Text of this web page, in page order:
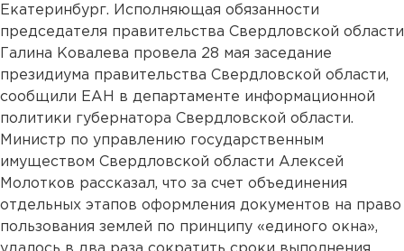
Екатеринбург. Исполняющая обязанности
председателя правительства Свердловской области
Галина Ковалева провела 28 мая заседание
президиума правительства Свердловской области,
сообщили ЕАН в департаменте информационной
политики губернатора Свердловской области.
Министр по управлению государственным
имуществом Свердловской области Алексей
Молотков рассказал, что за счет объединения
отдельных этапов оформления документов на право
пользования землей по принципу «единого окна»,